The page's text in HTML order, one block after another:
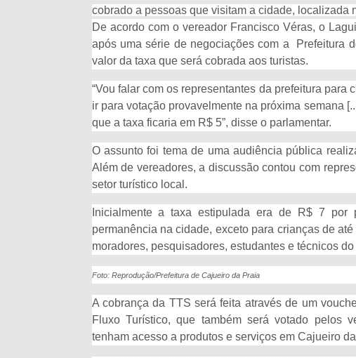
cobrado a pessoas que visitam a cidade, localizada
De acordo com o vereador Francisco Véras, o
após uma série de negociações com a Prefeitura
valor da taxa que será cobrada aos turistas.
“Vou falar com os representantes da prefeitura
ir para votação provavelmente na próxima semana
que a taxa ficaria em R$ 5”, disse o parlamentar.
O assunto foi tema de uma audiência pública
Além de vereadores, a discussão contou com
setor turístico local.
Inicialmente a taxa estipulada era de R$ 7
permanência na cidade, exceto para crianças de
moradores, pesquisadores, estudantes e técnicos
Foto: Reprodução/Prefeitura de Cajueiro da Praia
A cobrança da TTS será feita através de um
Fluxo Turístico, que também será votado pelos
tenham acesso a produtos e serviços em Cajueiro